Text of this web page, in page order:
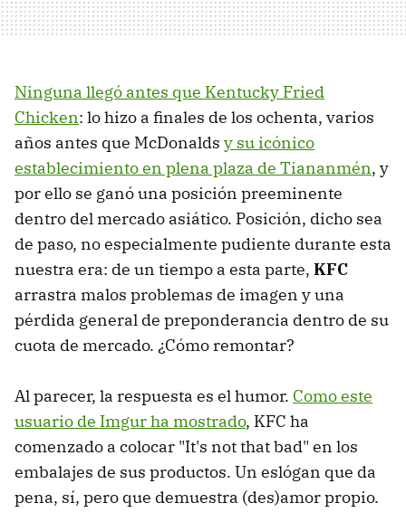
Ninguna llegó antes que Kentucky Fried
Chicken: lo hizo a finales de los ochenta, varios
años antes que McDonalds y su icónico
establecimiento en plena plaza de Tiananmén, y
por ello se ganó una posición preeminente
dentro del mercado asiático. Posición, dicho sea
de paso, no especialmente pudiente durante esta
nuestra era: de un tiempo a esta parte, KFC
arrastra malos problemas de imagen y una
pérdida general de preponderancia dentro de su
cuota de mercado. ¿Cómo remontar?
Al parecer, la respuesta es el humor. Como este
usuario de Imgur ha mostrado, KFC ha
comenzado a colocar "It's not that bad" en los
embalajes de sus productos. Un eslógan que da
pena, sí, pero que demuestra (des)amor propio.